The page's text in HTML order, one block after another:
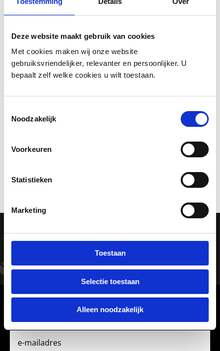
Deze website maakt gebruik van cookies
Met cookies maken wij onze website
gebruiksvriendelijker, relevanter en persoonlijker. U
bepaalt zelf welke cookies u wilt toestaan.
Noodzakelijk
Voorkeuren
Statistieken
Marketing
Toestaan
Selectie toestaan
Alleen noodzakelijk
De producten van The House of Marley zijn gemaakt
JOIN THE
MOVEMENT!
ONTVANG 10% KORTING
E-mailadres